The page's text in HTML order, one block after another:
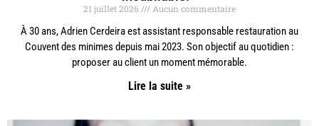
21 juillet 2026 Aucun commentaire
À 30 ans, Adrien Cerdeira est assistant responsable restauration au
Couvent des minimes depuis mai 2023. Son objectif au quotidien :
proposer au client un moment mémorable.
Lire la suite »